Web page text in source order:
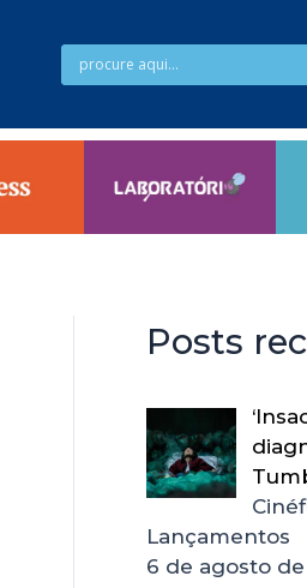
Posts
Lançamentos
6 de agosto